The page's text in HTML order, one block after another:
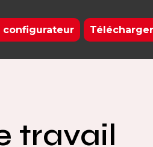
configurateur
travail